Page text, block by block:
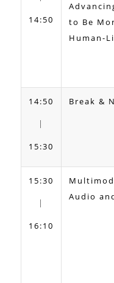
14:50
to Be
Human-
14:50
15:30
Break &
15:30
16:10
Audio